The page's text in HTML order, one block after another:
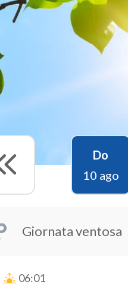
Do
10 ago
Giornata ventosa
06:01